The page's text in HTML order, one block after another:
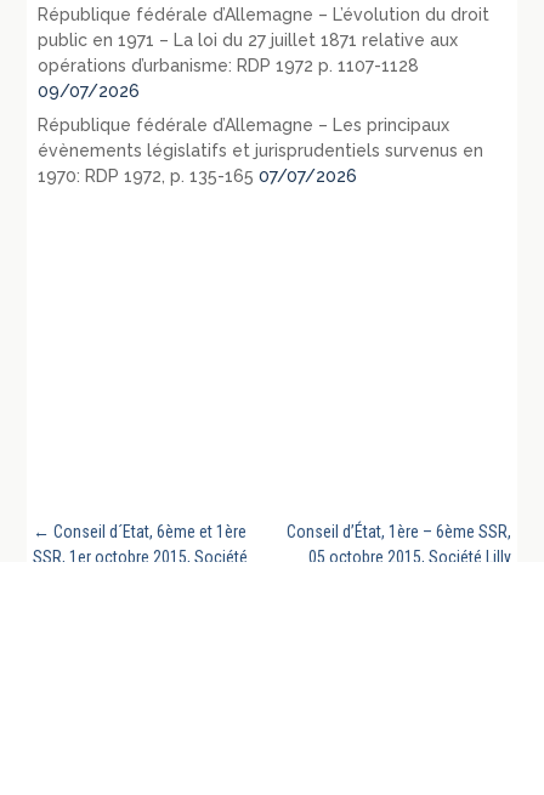
République fédérale d’Allemagne – L’évolution du droit
public en 1971 – La loi du 27 juillet 1871 relative aux
opérations d’urbanisme: RDP 1972 p. 1107-1128
09/07/2026
République fédérale d’Allemagne – Les principaux
évènements législatifs et jurisprudentiels survenus en
1970: RDP 1972, p. 135-165 07/07/2026
← Conseil d´Etat, 6ème et 1ère
SSR, 1er octobre 2015, Société
Conseil d’État, 1ère – 6ème SSR,
05 octobre 2015, Société Lilly